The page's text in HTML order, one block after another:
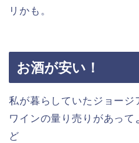
リかも。
お酒が安い！
私が暮らしていたジョージ
ワインの量り売りがあっ
ど